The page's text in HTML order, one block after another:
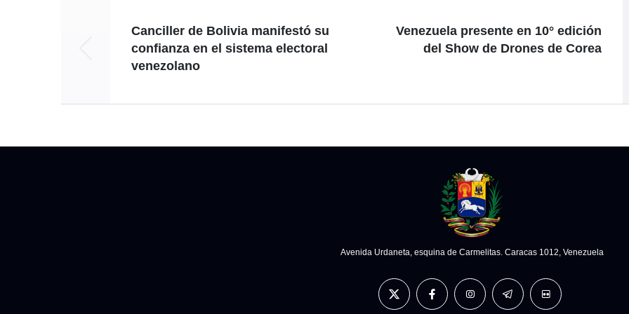
Canciller de Bolivia manifestó su
confianza en el sistema electoral
venezolano
Venezuela presente en 10° edición
del Show de Drones de Corea
Avenida Urdaneta, esquina de Carmelitas. Caracas 1012, Venezuela